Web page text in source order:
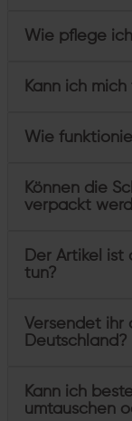
Wie pflege
Kann ich
Wie
Können die
verpackt
Der Artikel ist
tun?
Versendet ihr
Deutschland?
Kann ich
umtauschen